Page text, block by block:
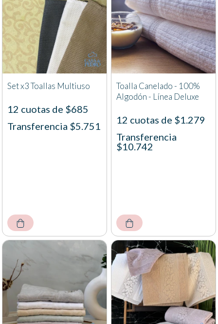
Set x3 Toallas Multiuso
12 cuotas de $685
Transferencia $5.751
Toalla Canelado - 100%
Algodón - Línea Deluxe
12 cuotas de $1.279
Transferencia
$10.742